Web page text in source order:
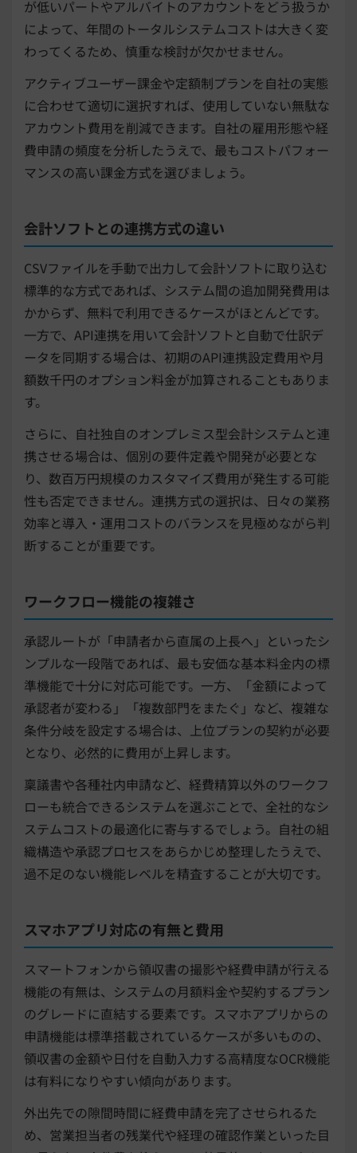
が低いパートやアルバイトのアカウントをどう扱うか
によって、年間のトータルシステムコストは大きく変
わってくるため、慎重な検討が欠かせません。
アクティブユーザー課金や定額制プランを自社の実態
に合わせて適切に選択すれば、使用していない無駄な
アカウント費用を削減できます。自社の雇用形態や経
費申請の頻度を分析したうえで、最もコストパフォー
マンスの高い課金方式を選びましょう。
会計ソフトとの連携方式の違い
CSVファイルを手動で出力して会計ソフトに取り込む
標準的な方式であれば、システム間の追加開発費用は
かからず、無料で利用できるケースがほとんどです。
一方で、API連携を用いて会計ソフトと自動で仕訳デ
ータを同期する場合は、初期のAPI連携設定費用や月
額数千円のオプション料金が加算されることもありま
す。
さらに、自社独自のオンプレミス型会計システムと連
携させる場合は、個別の要件定義や開発が必要とな
り、数百万円規模のカスタマイズ費用が発生する可能
性も否定できません。連携方式の選択は、日々の業務
効率と導入・運用コストのバランスを見極めながら判
断することが重要です。
ワークフロー機能の複雑さ
承認ルートが「申請者から直属の上長へ」といったシ
ンプルな一段階であれば、最も安価な基本料金内の標
準機能で十分に対応可能です。一方、「金額によって
承認者が変わる」「複数部門をまたぐ」など、複雑な
条件分岐を設定する場合は、上位プランの契約が必要
となり、必然的に費用が上昇します。
稟議書や各種社内申請など、経費精算以外のワークフ
ローも統合できるシステムを選ぶことで、全社的なシ
ステムコストの最適化に寄与するでしょう。自社の組
織構造や承認プロセスをあらかじめ整理したうえで、
過不足のない機能レベルを精査することが大切です。
スマホアプリ対応の有無と費用
スマートフォンから領収書の撮影や経費申請が行える
機能の有無は、システムの月額料金や契約するプラン
のグレードに直結する要素です。スマホアプリからの
申請機能は標準搭載されているケースが多いものの、
領収書の金額や日付を自動入力する高精度なOCR機能
は有料になりやすい傾向があります。
外出先での隙間時間に経費申請を完了させられるた
め、営業担当者の残業代や経理の確認作業といった目